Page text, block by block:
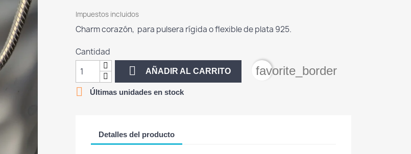
Impuestos incluidos
Charm corazón, para pulsera rígida o flexible de plata 925.
Cantidad
 AÑADIR AL CARRITO
favorite_border

Últimas unidades en stock
Detalles del producto